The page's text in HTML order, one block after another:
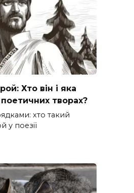
Хто він і яка
творах?
хто такий
у поезії